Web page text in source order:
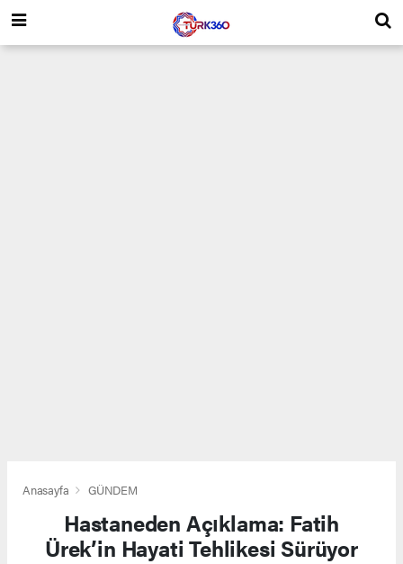
Anasayfa GÜNDEM
Hastaneden Açıklama: Fatih
Ürek’in Hayati Tehlikesi Sürüyor